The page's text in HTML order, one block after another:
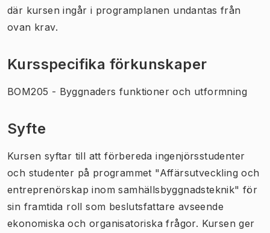
där kursen ingår i programplanen undantas från
ovan krav.
Kursspecifika förkunskaper
BOM205 - Byggnaders funktioner och utformning
Syfte
Kursen syftar till att förbereda ingenjörsstudenter
och studenter på programmet "Affärsutveckling och
entreprenörskap inom samhällsbyggnadsteknik" för
sin framtida roll som beslutsfattare avseende
ekonomiska och organisatoriska frågor. Kursen ger